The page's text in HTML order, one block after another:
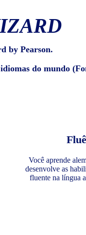
by Pearson.
do mundo
Você aprende
desenvolve as
fluente na língua